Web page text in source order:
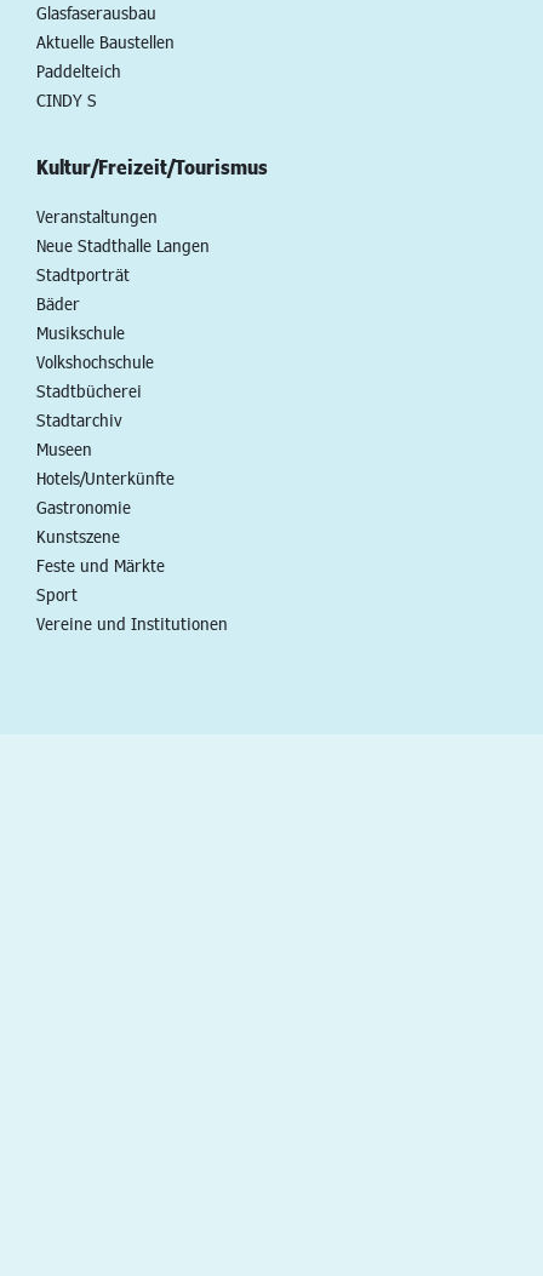
Glasfaserausbau
Aktuelle Baustellen
Paddelteich
CINDY S
Kultur/Freizeit/Tourismus
Veranstaltungen
Neue Stadthalle Langen
Stadtporträt
Bäder
Musikschule
Volkshochschule
Stadtbücherei
Stadtarchiv
Museen
Hotels/Unterkünfte
Gastronomie
Kunstszene
Feste und Märkte
Sport
Vereine und Institutionen